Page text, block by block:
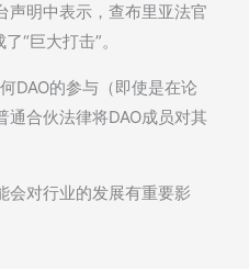
明中表示，查布里亚法官
“巨大打击”。
DAO的参与（即使是在论
通合伙法律将DAO成员对其
会对行业的发展有重要影